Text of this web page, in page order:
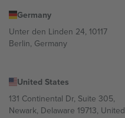
Germany
Unter den Linden 24, 10117
Berlin, Germany
United States
131 Continental Dr, Suite 305,
Newark, Delaware 19713, United